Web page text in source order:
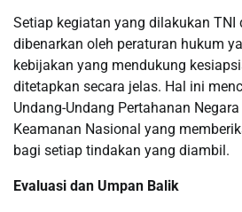
Setiap kegiatan yang dilakukan TNI
dibenarkan oleh peraturan hukum
kebijakan yang mendukung
ditetapkan secara jelas. Hal ini
Undang-Undang Pertahanan
Keamanan Nasional yang
bagi setiap tindakan yang diambil.
Evaluasi dan Umpan Balik